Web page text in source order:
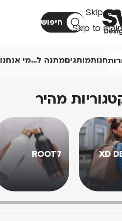
Skip to
Skip to
חיפוש
חנותמותגיםמתנה ל…מי אנחנו
מהיר
XD
ROOT7